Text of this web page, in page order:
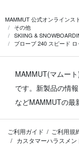
MAMMUT 公式オンラインス
その他
SKIING &
プローブ 240 スピード ロ
MAMMUT(マムー
です。 新製品の情
などMAMMUTの最
ご利用ガイド ご利用規
カスタマーハラスメ